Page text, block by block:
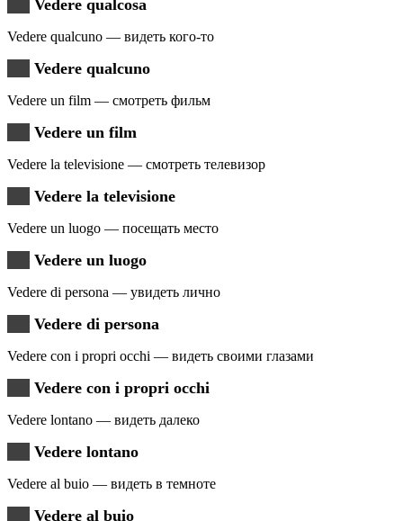
Vedere qualcosa
Vedere qualcuno — видеть кого-то
Vedere qualcuno
Vedere un film — смотреть фильм
Vedere un film
Vedere la televisione — смотреть телевизор
Vedere la televisione
Vedere un luogo — посещать место
Vedere un luogo
Vedere di persona — увидеть лично
Vedere di persona
Vedere con i propri occhi — видеть своими глазами
Vedere con i propri occhi
Vedere lontano — видеть далеко
Vedere lontano
Vedere al buio — видеть в темноте
Vedere al buio